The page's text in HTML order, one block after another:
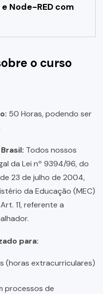
Node-RED com
o curso
50 Horas, podendo ser
Todos nossos
da Lei nº 9394/96, do
23 de julho de 2004,
da Educação (MEC)
11, referente a
para:
(horas extracurriculares)
processos de